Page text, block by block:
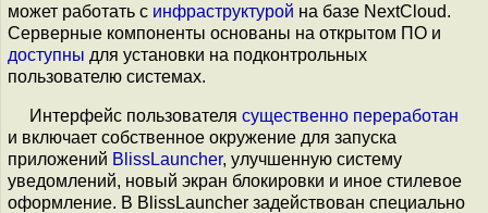
может работать c инфраструктурой на базе NextCloud.
Серверные компоненты основаны на открытом ПО и
доступны для установки на подконтрольных
пользователю системах.
Интерфейс пользователя существенно переработан
и включает собственное окружение для запуска
приложений BlissLauncher, улучшенную систему
уведомлений, новый экран блокировки и иное стилевое
оформление. В BlissLauncher задействован специально